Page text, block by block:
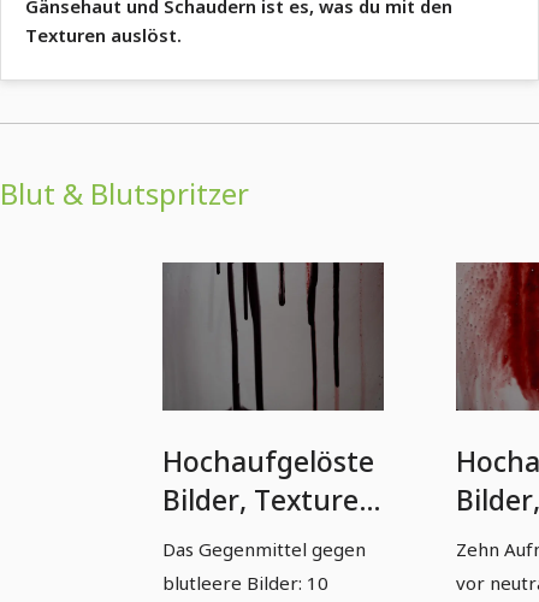
Gänsehaut und Schaudern ist es, was du mit den
Texturen auslöst.
Blut & Blutspritzer
Hochaufgelöste
Bilder, Texturen
& Overlays: Blut
& Blutspritzer 1
Das Gegenmittel gegen
blutleere Bilder: 10
&
&
Zehn
vor